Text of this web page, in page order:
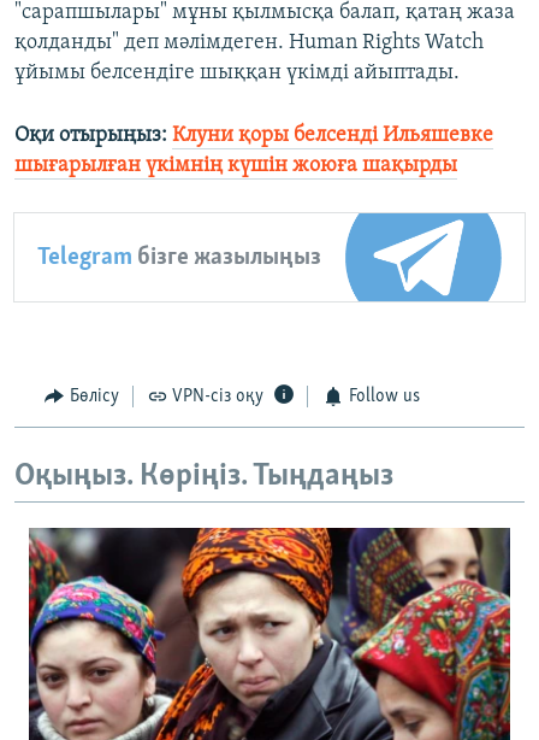
"сарапшылары" мұны қылмысқа балап, қатаң жаза
қолданды" деп мәлімдеген. Human Rights Watch
ұйымы белсендіге шыққан үкімді айыптады.
Оқи отырыңыз: Клуни қоры белсенді Ильяшевке
шығарылған үкімнің күшін жоюға шақырды
Telegram бізге жазылыңыз
Бөлісу VPN-сіз оқу Follow us
Оқыңыз. Көріңіз. Тыңдаңыз